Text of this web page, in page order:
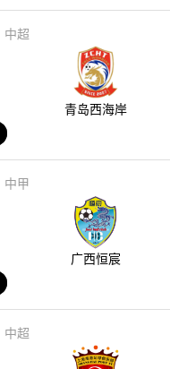
中超
青岛西海岸
中甲
广西恒宸
中超